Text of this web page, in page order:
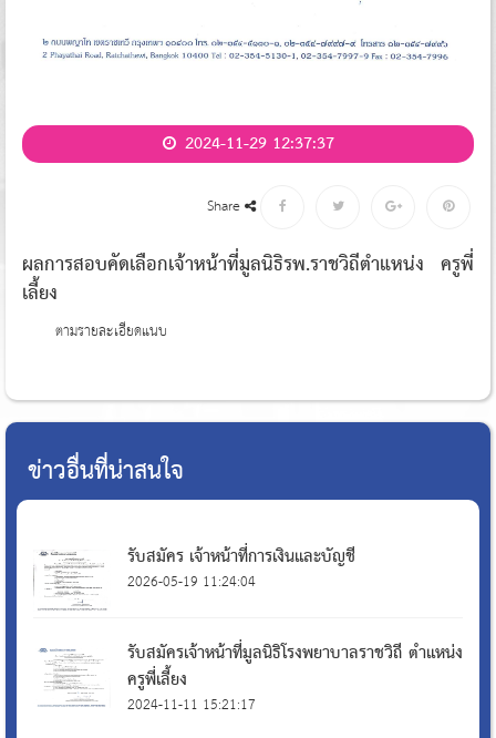
2024-11-29 12:37:37
Share
ผลการสอบคัดเลือกเจ้าหน้าที่มูลนิธิรพ.ราชวิถีตำแหน่ง ครูพี่
เลี้ยง
ตามรายละเอียดแนบ
ข่าวอื่นที่น่าสนใจ
รับสมัคร เจ้าหน้าที่การเงินและบัญชี
2026-05-19 11:24:04
รับสมัครเจ้าหน้าที่มูลนิธิโรงพยาบาลราชวิถี ตำแหน่ง
ครูพี่เลี้ยง
2024-11-11 15:21:17